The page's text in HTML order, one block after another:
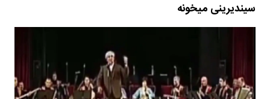
سیندیرینی میخونه